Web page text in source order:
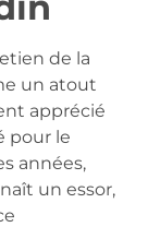
de la
un atout
apprécié
pour le
années,
un essor,